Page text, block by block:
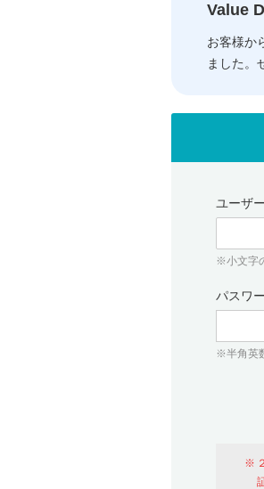
Value
お客様か
ました。
ユーザ
※小文字
パスワ
※半角英